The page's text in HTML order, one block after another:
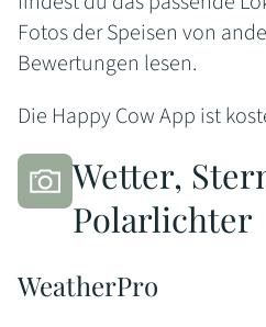
Fotos der Speisen von
Bewertungen lesen.
Die Happy Cow App ist
Wetter,
Polarlichter
WeatherPro